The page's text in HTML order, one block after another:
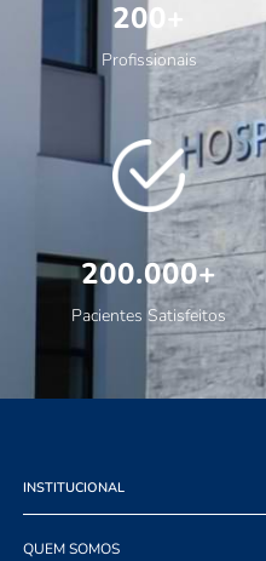
200+
Profissionais
200.000+
Pacientes Satisfeitos
INSTITUCIONAL
QUEM SOMOS